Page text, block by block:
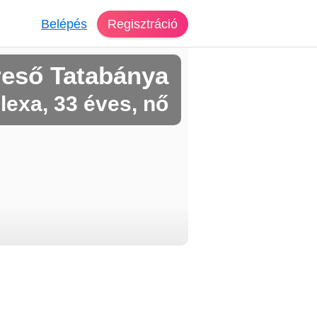
Belépés Regisztráció
Tatabánya
33 éves, nő